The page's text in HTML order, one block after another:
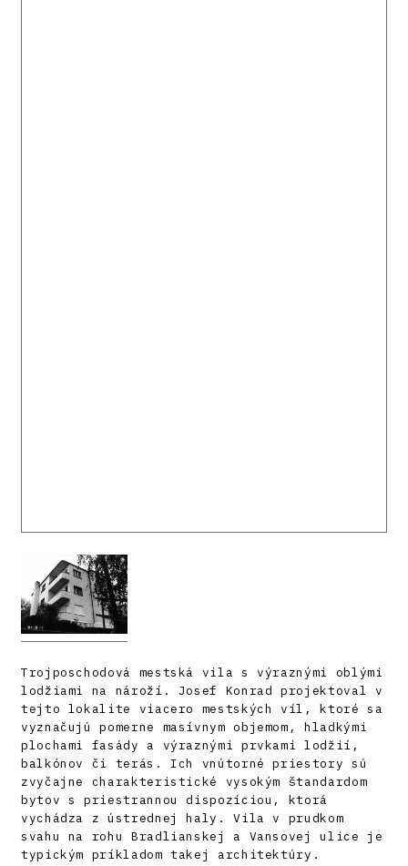
Trojposchodová mestská vila s výraznými oblými
lodžiami na nároží. Josef Konrad projektoval v
tejto lokalite viacero mestských víl, ktoré sa
vyznačujú pomerne masívnym objemom, hladkými
plochami fasády a výraznými prvkami lodžií,
balkónov či terás. Ich vnútorné priestory sú
zvyčajne charakteristické vysokým štandardom
bytov s priestrannou dispozíciou, ktorá
vychádza z ústrednej haly. Vila v prudkom
svahu na rohu Bradlianskej a Vansovej ulice je
typickým príkladom takej architektúry.